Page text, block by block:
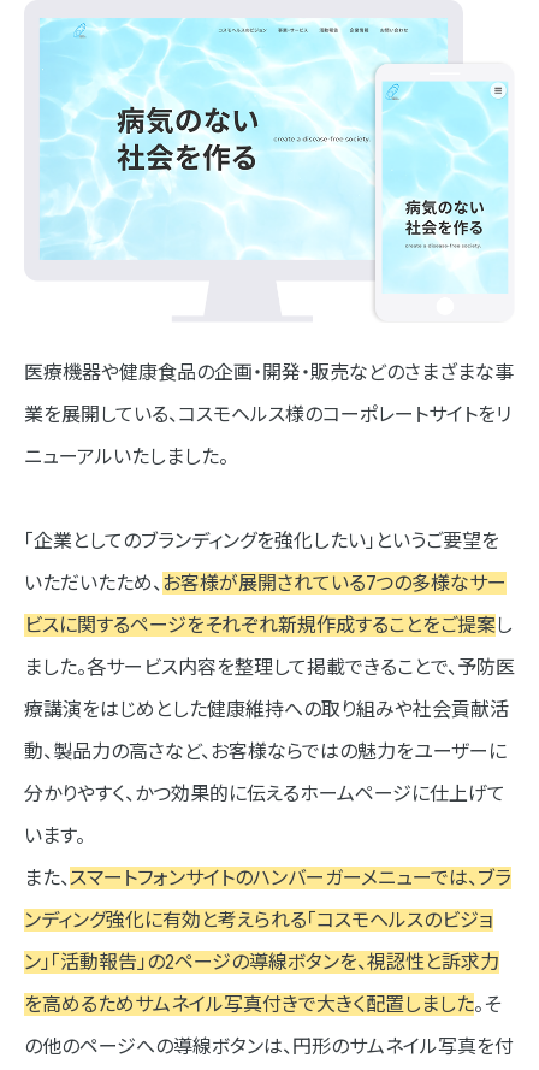
医療機器や健康食品の企画・開発・販売などのさまざまな事
業を展開している、コスモヘルス様のコーポレートサイトをリ
ニューアルいたしました。
「企業としてのブランディングを強化したい」というご要望を
いただいたため、お客様が展開されている7つの多様なサー
ビスに関するページをそれぞれ新規作成することをご提案し
ました。各サービス内容を整理して掲載できることで、予防医
療講演をはじめとした健康維持への取り組みや社会貢献活
動、製品力の高さなど、お客様ならではの魅力をユーザーに
分かりやすく、かつ効果的に伝えるホームページに仕上げて
います。
また、スマートフォンサイトのハンバーガーメニューでは、ブラ
ンディング強化に有効と考えられる「コスモヘルスのビジョ
ン」「活動報告」の2ページの導線ボタンを、視認性と訴求力
を高めるためサムネイル写真付きで大きく配置しました。そ
の他のページへの導線ボタンは、円形のサムネイル写真を付